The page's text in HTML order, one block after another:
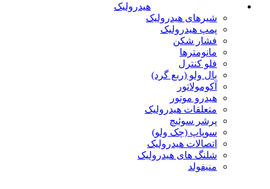
هیدرولیک
شیرهای هیدرولیک
پمپ هیدرولیک
فشار شکن
مانومترها
فلو کنترل
بال ولو (ربع گرد)
آکومولاتور
هیدرو موتور
متعلقات هیدرولیک
پرشر سوئیچ
سوپاپ (چک ولو)
اتصالات هیدرولیک
شلنگ های هیدرولیک
منیفولد